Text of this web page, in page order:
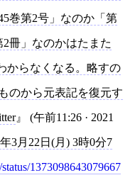
巻第2号」なのか「第
冊」なのかはたまた
からなくなる。略すの
のから元表記を復元す
(午前11:26 · 2021
3月22日(月) 3時0分7
1373098643079667